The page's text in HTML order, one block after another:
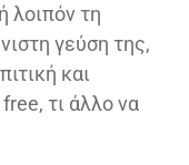
λοιπόν τη
γεύση της,
και
τι άλλο να